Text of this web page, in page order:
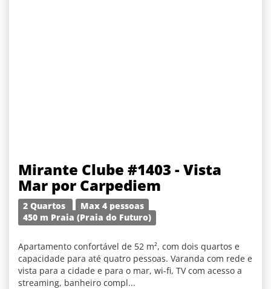
Mirante Clube #1403 - Vista
Mar por Carpediem
2 Quartos
Max 4 pessoas
450 m Praia (Praia do Futuro)
Apartamento confortável de 52 m², com dois quartos e
capacidade para até quatro pessoas. Varanda com rede e
vista para a cidade e para o mar, wi-fi, TV com acesso a
streaming, banheiro compl...